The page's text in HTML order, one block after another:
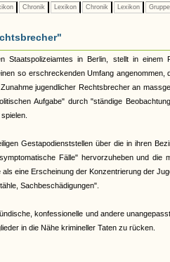
Chronik Lexikon Chronik Lexikon Gruppe
Staatspolizeiamtes in Berlin, stellt in einem
so erschreckenden Umfang angenommen,
jugendlicher Rechtsbrecher an
Aufgabe" durch "ständige
Gestapodienststellen über die in ihren
Fälle" hervorzuheben und die
eine Erscheinung der Konzentrierung der
Sachbeschädigungen".
konfessionelle und andere
in die Nähe krimineller Taten zu rücken.